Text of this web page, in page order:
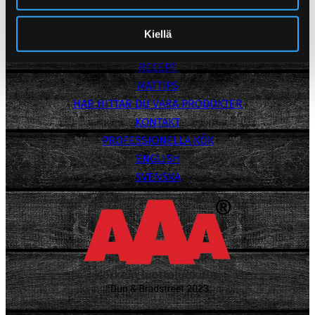
Kiellä
Integritetspolicy
POPPAMIES
PRODUKTER
RECEPT
MATTIPS
HAR HITTAR DU VARA PRODUKTER
KONTAKT
PROFESSIONELLA KÖK
ENGLISH
SVENSKA